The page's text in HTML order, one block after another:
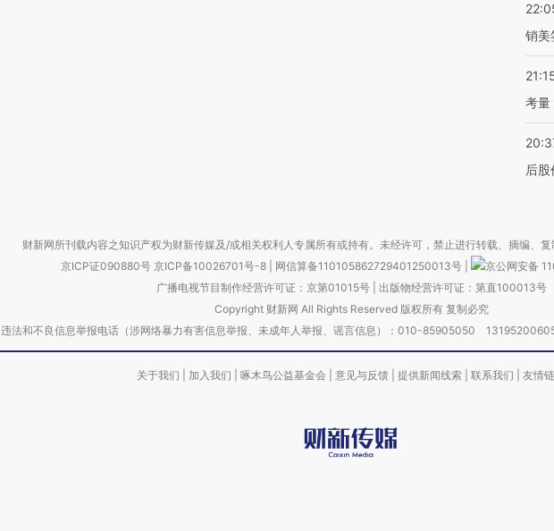
销美
考量
后
财新网所刊载内容之知识产权为财新传媒及/或相关权利人专属所有或持有。未经许可，禁止进行转载、摘编、复
京ICP证090880号 京ICP备10026701号-8 网信算备110105862729401250013号
京公网安备
广播电视节目制作经营许可证：京第01015号| 出版物经营许可证：第直100013号
Copyright 财新网 All Rights Reserved 版权所有 复制必究
违法和不良信息举报电话（涉网络暴力有害信息举报、未成年人举报、谣言信息）：010-85905050
关于我们 加入我们 啄木鸟公益基金会 意见与反馈 提供新闻线索 联系我们 友情